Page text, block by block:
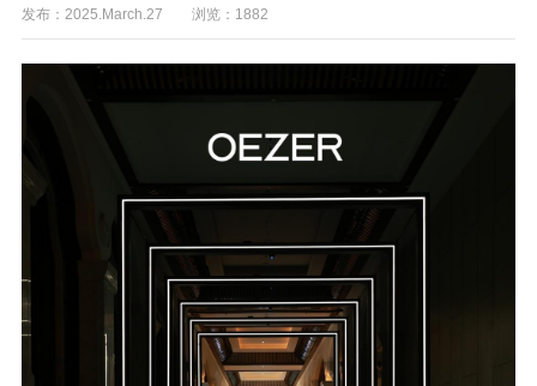
首页
品牌
发布：2025.March.27 浏览：1882